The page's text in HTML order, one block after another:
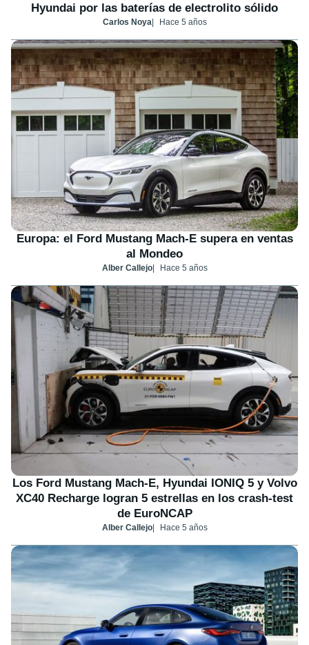
Hyundai por las baterías de electrolito sólido
Carlos Noya Hace 5 años
Europa: el Ford Mustang Mach-E supera en ventas
al Mondeo
Alber Callejo Hace 5 años
Los Ford Mustang Mach-E, Hyundai IONIQ 5 y Volvo
XC40 Recharge logran 5 estrellas en los crash-test
de EuroNCAP
Alber Callejo Hace 5 años